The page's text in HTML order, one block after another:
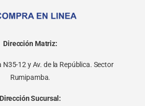
Dirección Matriz:
N35-12 y Av. de la República. Sector
Rumipamba.
Dirección Sucursal: